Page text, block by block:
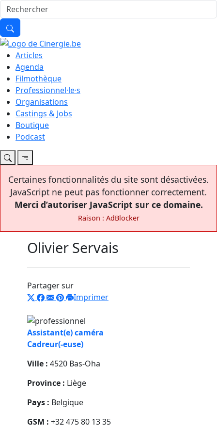
Articles
Agenda
Filmothèque
Professionnel·le·s
Organisations
Castings & Jobs
Boutique
Podcast
Certaines fonctionnalités du site sont désactivées.
JavaScript ne peut pas fonctionner correctement.
Merci d’autoriser JavaScript sur ce domaine.
Raison : AdBlocker
Olivier Servais
Partager sur
Imprimer
Assistant(e) caméra
Cadreur(-euse)
Ville : 4520 Bas-Oha
Province : Liège
Pays : Belgique
GSM : +32 475 80 13 35